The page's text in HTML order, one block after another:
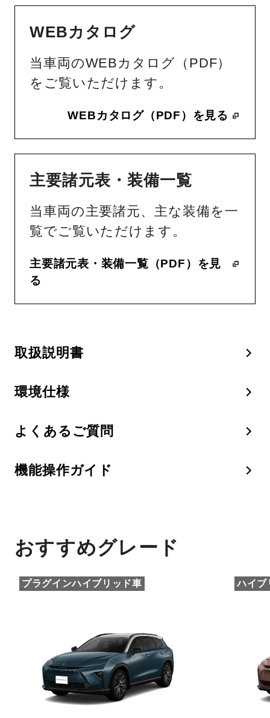
WEBカタログ
当車両のWEBカタログ（PDF）
をご覧いただけます。
WEBカタログ（PDF）を見る
主要諸元表・装備一覧
当車両の主要諸元、主な装備を一
覧でご覧いただけます。
主要諸元表・装備一覧（PDF）を見
る
取扱説明書
環境仕様
よくあるご質問
機能操作ガイド
おすすめグレード
プラグインハイブリッド車 ハイブ